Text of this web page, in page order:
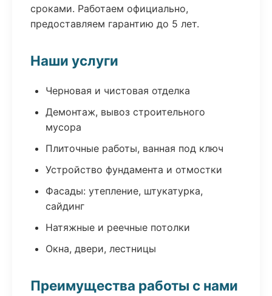
сроками. Работаем официально,
предоставляем гарантию до 5 лет.
Наши услуги
Черновая и чистовая отделка
Демонтаж, вывоз строительного
мусора
Плиточные работы, ванная под ключ
Устройство фундамента и отмостки
Фасады: утепление, штукатурка,
сайдинг
Натяжные и реечные потолки
Окна, двери, лестницы
Преимущества работы с нами